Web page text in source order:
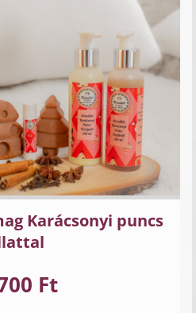
Karácsonyi puncs
Ft